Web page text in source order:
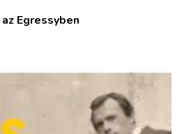
Egressyben